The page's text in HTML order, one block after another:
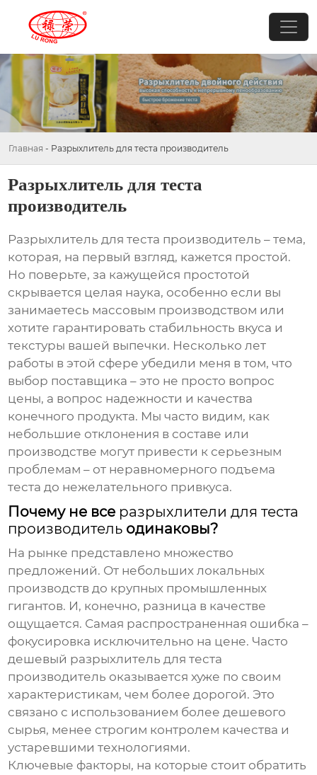
Главная - Разрыхлитель для теста производитель
Разрыхлитель для теста
производитель
Разрыхлитель для теста производитель – тема,
которая, на первый взгляд, кажется простой.
Но поверьте, за кажущейся простотой
скрывается целая наука, особенно если вы
занимаетесь массовым производством или
хотите гарантировать стабильность вкуса и
текстуры вашей выпечки. Несколько лет
работы в этой сфере убедили меня в том, что
выбор поставщика – это не просто вопрос
цены, а вопрос надежности и качества
конечного продукта. Мы часто видим, как
небольшие отклонения в составе или
производстве могут привести к серьезным
проблемам – от неравномерного подъема
теста до нежелательного привкуса.
Почему не все разрыхлители для теста
производитель одинаковы?
На рынке представлено множество
предложений. От небольших локальных
производств до крупных промышленных
гигантов. И, конечно, разница в качестве
ощущается. Самая распространенная ошибка –
фокусировка исключительно на цене. Часто
дешевый разрыхлитель для теста
производитель оказывается хуже по своим
характеристикам, чем более дорогой. Это
связано с использованием более дешевого
сырья, менее строгим контролем качества и
устаревшими технологиями.
Ключевые факторы, на которые стоит обратить